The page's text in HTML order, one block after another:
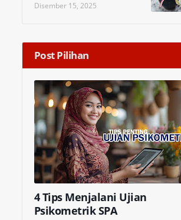
Disember 15, 2025
Post Pilihan
4 Tips Menjalani Ujian
Psikometrik SPA